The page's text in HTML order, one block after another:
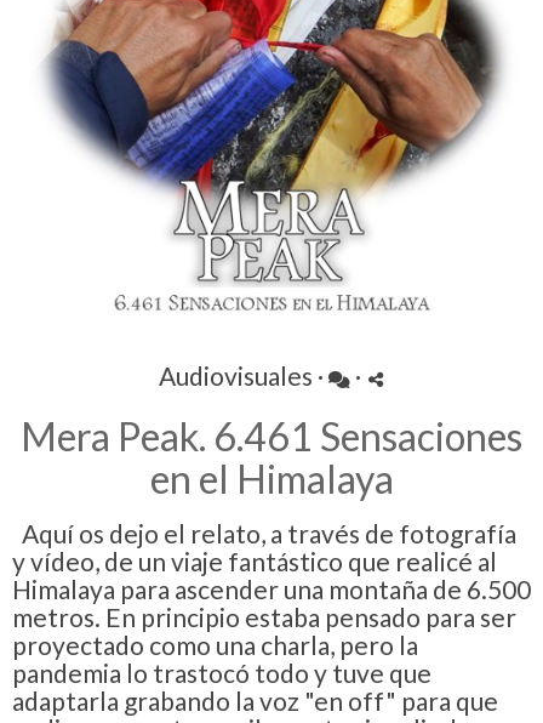
Audiovisuales · ·
Mera Peak. 6.461 Sensaciones
en el Himalaya
Aquí os dejo el relato, a través de fotografía
y vídeo, de un viaje fantástico que realicé al
Himalaya para ascender una montaña de 6.500
metros. En principio estaba pensado para ser
proyectado como una charla, pero la
pandemia lo trastocó todo y tuve que
adaptarla grabando la voz "en off" para que